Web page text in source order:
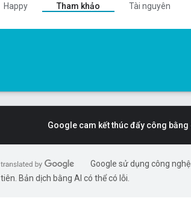
Happy Tham khảo
Tài nguyên
Google cam kết thúc đẩy công
Google sử dụng công
tiên. Bản dịch bằng AI có thể có lỗi.